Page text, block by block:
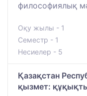
философиялық
Оқу жылы - 1
Семестр - 1
Несиелер - 5
Қазақстан
қызмет: